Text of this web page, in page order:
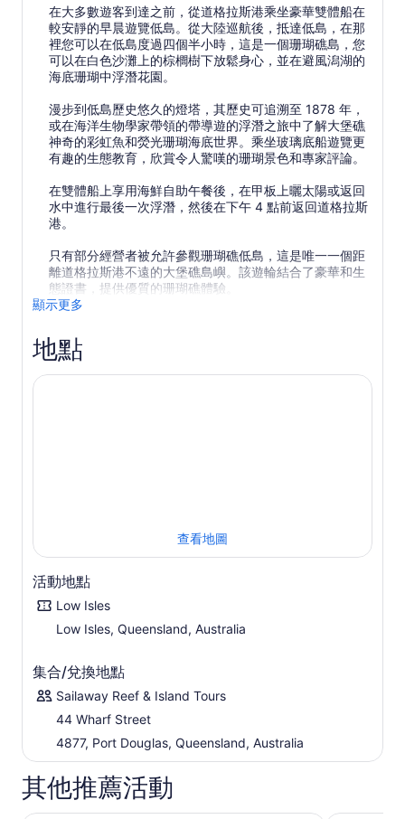
在大多數遊客到達之前，從道格拉斯港乘坐豪華雙體船在
較安靜的早晨遊覽低島。從大陸巡航後，抵達低島，在那
裡您可以在低島度過四個半小時，這是一個珊瑚礁島，您
可以在白色沙灘上的棕櫚樹下放鬆身心，並在避風潟湖的
海底珊瑚中浮潛花園。
漫步到低島歷史悠久的燈塔，其歷史可追溯至 1878 年，
或在海洋生物學家帶領的帶導遊的浮潛之旅中了解大堡礁
神奇的彩虹魚和熒光珊瑚海底世界。乘坐玻璃底船遊覽更
有趣的生態教育，欣賞令人驚嘆的珊瑚景色和專家評論。
在雙體船上享用海鮮自助午餐後，在甲板上曬太陽或返回
水中進行最後一次浮潛，然後在下午 4 點前返回道格拉斯
港。
只有部分經營者被允許參觀珊瑚礁低島，這是唯一一個距
離道格拉斯港不遠的大堡礁島嶼。該遊輪結合了豪華和生
態證書，提供優質的珊瑚礁體驗。
顯示更多
地點
查看地圖
活動地點
Low Isles
Low Isles, Queensland, Australia
集合/兌換地點
Sailaway Reef & Island Tours
44 Wharf Street
4877, Port Douglas, Queensland, Australia
其他推薦活動